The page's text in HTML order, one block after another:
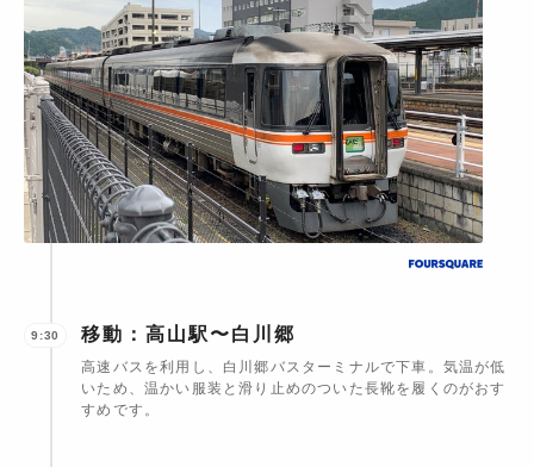
9:30 移動：高山駅〜白川郷
高速バスを利用し、白川郷バスターミナルで下車。気温が低
いため、温かい服装と滑り止めのついた長靴を履くのがおす
すめです。